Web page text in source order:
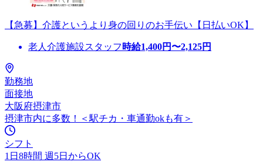
【急募】介護というより身の回りのお手伝い【日払いOK】
老人介護施設スタッフ 時給1,400円〜2,125円
勤務地
面接地
大阪府摂津市
摂津市内に多数！＜駅チカ・車通勤okも有＞
シフト
1日8時間 週5日からOK